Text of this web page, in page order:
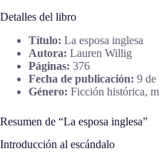
Detalles del libro
Título: La esposa inglesa
Autora: Lauren Willig
Páginas: 376
Fecha de publicación: 9 de
Género: Ficción histórica,
Resumen de “La esposa inglesa”
Introducción al escándalo